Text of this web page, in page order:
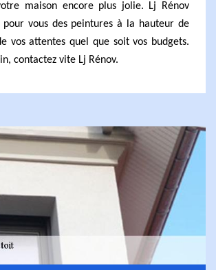
maison encore plus jolie. Lj Rénov
vous des peintures à la hauteur de
vos attentes quel que soit vos budgets.
contactez vite Lj Rénov.